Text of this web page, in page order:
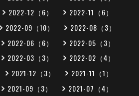
2022-12（6）
2022-11（6）
2022-09（10）
2022-08（3）
2022-06（6）
2022-05（3）
2022-03（3）
2022-02（4）
2021-12（3）
2021-11（1）
2021-09（3）
2021-07（4）